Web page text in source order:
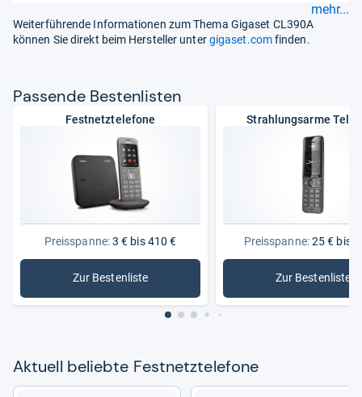
mehr...
Weiterführende Informationen zum Thema Gigaset CL390A
können Sie direkt beim Hersteller untergigaset.comfinden.
Pas­sende Bes­ten­lis­ten
Festnetztelefone
Preisspanne:3 € bis 410 €
Zur Bestenliste: Festnetztelefone
Strahlungsarme
Preisspanne:25 € bis
Zur Bestenliste
:
Aktu­ell beliebte Fest­netz­te­le­fone